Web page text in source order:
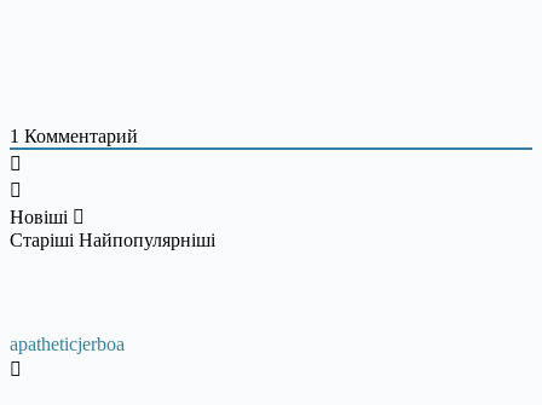
1 Комментарий
Новіші
Старіші Найпопулярніші
apatheticjerboa